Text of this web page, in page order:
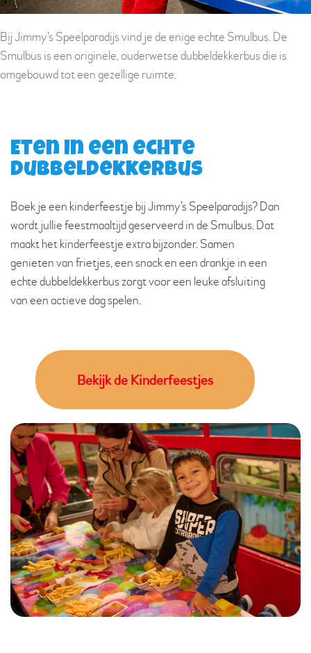
Bij Jimmy’s Speelparadijs vind je de enige echte Smulbus. De
Smulbus is een originele, ouderwetse dubbeldekkerbus die is
omgebouwd tot een gezellige ruimte.
Eten in een echte
dubbeldekkerbus
Boek je een kinderfeestje bij Jimmy’s Speelparadijs? Dan
wordt jullie feestmaaltijd geserveerd in de Smulbus. Dat
maakt het kinderfeestje extra bijzonder. Samen
genieten van frietjes, een snack en een drankje in een
echte dubbeldekkerbus zorgt voor een leuke afsluiting
van een actieve dag spelen.
Bekijk de Kinderfeestjes